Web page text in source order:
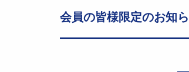
会員の皆様限定のお知